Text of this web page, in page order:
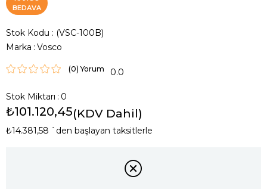
BEDAVA
Stok Kodu
(VSC-100B)
Marka : Vosco
(0) 0.0
Stok Miktarı : 0
₺101.120,45(KDV Dahil)
₺14.381,58 `den başlayan taksitlerle